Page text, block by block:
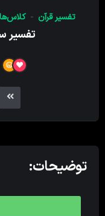
صداتفسیر قرآن کلاس‌ها
تفسیر
توضیحات: